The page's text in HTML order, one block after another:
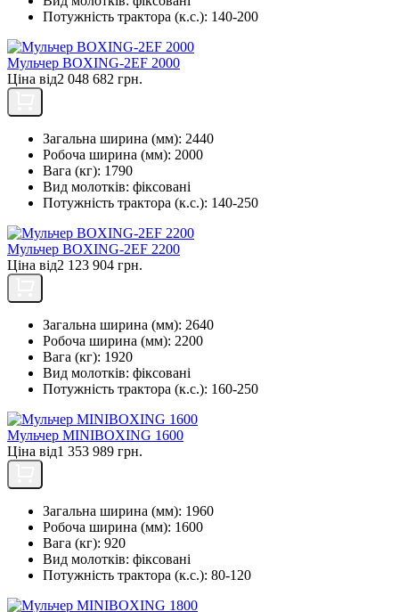
Потужність трактора (к.с.): 140-200
Мульчер BOXING-2EF 2000
Ціна від2 048 682 грн.
Загальна ширина (мм): 2440
Робоча ширина (мм): 2000
Вага (кг): 1790
Вид молотків: фіксовані
Потужність трактора (к.с.): 140-250
Мульчер BOXING-2EF 2200
Ціна від2 123 904 грн.
Загальна ширина (мм): 2640
Робоча ширина (мм): 2200
Вага (кг): 1920
Вид молотків: фіксовані
Потужність трактора (к.с.): 160-250
Мульчер MINIBOXING 1600
Ціна від1 353 989 грн.
Загальна ширина (мм): 1960
Робоча ширина (мм): 1600
Вага (кг): 920
Вид молотків: фіксовані
Потужність трактора (к.с.): 80-120